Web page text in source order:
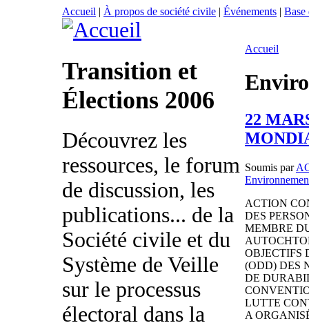
Accueil | À propos de société civile | Événements | Base
Transition et
Élections 2006
Découvrez les
ressources, le forum
de discussion, les
publications... de la
Société civile et du
Système de Veille
sur le processus
électoral dans la
Accueil
22
Soumis par
ACTION
DES
MEMBRE
OBJECTIFS
(ODD) DES
DE
LUTTE
A